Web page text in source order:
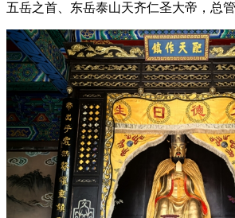
五岳之首、东岳泰山天齐仁圣大帝，总